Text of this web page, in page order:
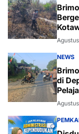
NEWS
di